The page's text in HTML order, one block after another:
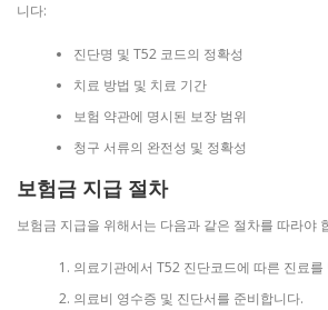
니다:
진단명 및 T52 코드의 정확성
치료 방법 및 치료 기간
보험 약관에 명시된 보장 범위
청구 서류의 완전성 및 정확성
보험금 지급 절차
보험금 지급을 위해서는 다음과 같은 절차를 따라야
의료기관에서 T52 진단코드에 따른 진료를
의료비 영수증 및 진단서를 준비합니다.